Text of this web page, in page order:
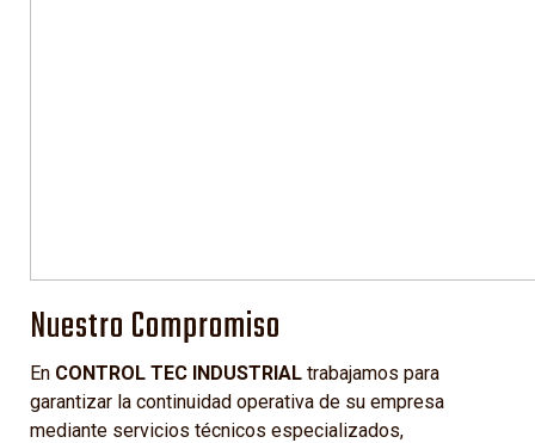
Nuestro Compromiso
En CONTROL TEC INDUSTRIAL trabajamos para
garantizar la continuidad operativa de su empresa
mediante servicios técnicos especializados,